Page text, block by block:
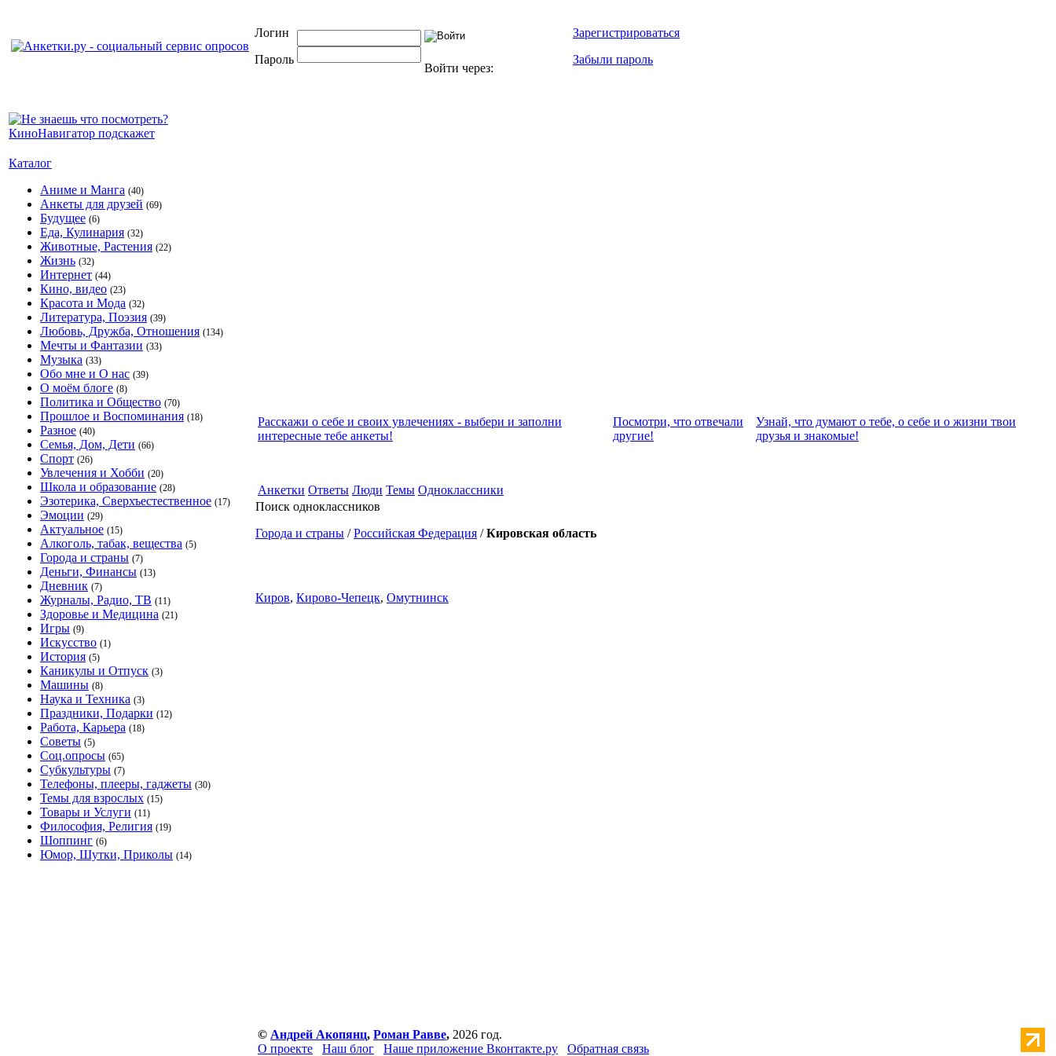
Логин
Пароль
Войти через:
Зарегистрироваться
Забыли пароль
Каталог
Аниме и Манга (40)
Анкеты для друзей (69)
Будущее (6)
Еда, Кулинария (32)
Животные, Растения (22)
Жизнь (32)
Интернет (44)
Кино, видео (23)
Красота и Мода (32)
Литература, Поэзия (39)
Любовь, Дружба, Отношения (134)
Мечты и Фантазии (33)
Музыка (33)
Обо мне и О нас (39)
О моём блоге (8)
Политика и Общество (70)
Прошлое и Воспоминания (18)
Разное (40)
Семья, Дом, Дети (66)
Спорт (26)
Увлечения и Хобби (20)
Школа и образование (28)
Эзотерика, Сверхъестественное (17)
Эмоции (29)
Актуальное (15)
Алкоголь, табак, вещества (5)
Города и страны (7)
Деньги, Финансы (13)
Дневник (7)
Журналы, Радио, ТВ (11)
Здоровье и Медицина (21)
Игры (9)
Искусство (1)
История (5)
Каникулы и Отпуск (3)
Машины (8)
Наука и Техника (3)
Праздники, Подарки (12)
Работа, Карьера (18)
Советы (5)
Соц.опросы (65)
Субкультуры (7)
Телефоны, плееры, гаджеты (30)
Темы для взрослых (15)
Товары и Услуги (11)
Философия, Религия (19)
Шоппинг (6)
Юмор, Шутки, Приколы (14)
Расскажи о себе и своих увлечениях - выбери и заполни
интересные тебе анкеты!
Посмотри, что отвeчали
другие!
Узнай, что думают о тебе, о себе и о жизни твои
друзья и знакомые!
Анкетки Ответы Люди Темы Одноклассники
Поиск одноклассников
Города и страны /Российская Федерация /Кировская область
Киров, Кирово-Чепецк, Омутнинск
© Андрей Акопянц, Роман Равве, 2026 год.
О проекте
Наш блог Наше приложение Вконтакте.ру Обратная связь